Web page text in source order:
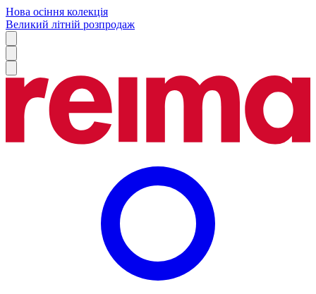
Нова осіння колекція
Великий літній розпродаж